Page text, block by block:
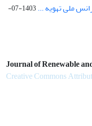
ملی تهویه ...
1403-07-
Journal of Renewable
Creative Commons